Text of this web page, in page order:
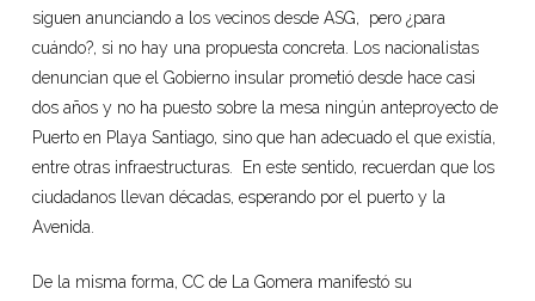
siguen anunciando a los vecinos desde ASG, pero ¿para
cuándo?, si no hay una propuesta concreta. Los nacionalistas
denuncian que el Gobierno insular prometió desde hace casi
dos años y no ha puesto sobre la mesa ningún anteproyecto de
Puerto en Playa Santiago, sino que han adecuado el que existía,
entre otras infraestructuras. En este sentido, recuerdan que los
ciudadanos llevan décadas, esperando por el puerto y la
Avenida.
De la misma forma, CC de La Gomera manifestó su